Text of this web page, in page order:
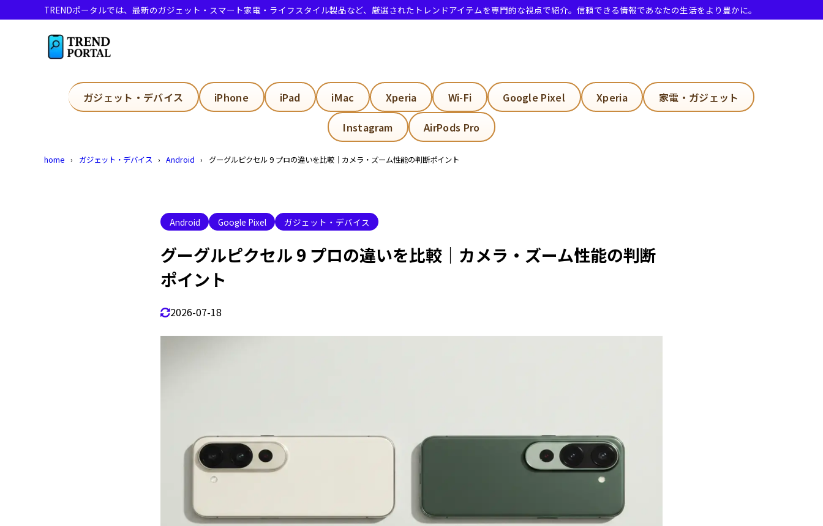
TRENDポータルでは、最新のガジェット・スマート家電・ライフスタイル製品など、厳選されたトレンドアイテムを専門的な視点で紹介。信頼できる情報であなたの生活をより豊かに。
ガジェット・デバイス iPhone iPad iMac Xperia Wi-Fi Google Pixel Xperia 家電・ガジェット
Instagram AirPods Pro
home ガジェット・デバイス Android グーグルピクセル 9 プロの違いを比較｜カメラ・ズーム性能の判断ポイント
Android Google Pixel ガジェット・デバイス
グーグルピクセル 9 プロの違いを比較｜カメラ・ズーム性能の判断
ポイント
2026-07-18
グーグルピクセル9プロの違い
1.1 Pixel 9とPixel 9 Proは違うのですか？
GooglePixel9とプロの違いは何ですか？
1.3 Pixel 9と無印のProの違いは何ですか？
1.4 Proシリーズのカメラ機能の違い
1.6 ディスプレイ違いで変わるのか？
2.2 バッテリーの劣化を防ぐ方法はあるのか？
2.6 Pixel 9シリーズのバッテリー交換はどんな人に向いている？実体験と注意点
2.6.1 よくある質問（Q＆A）